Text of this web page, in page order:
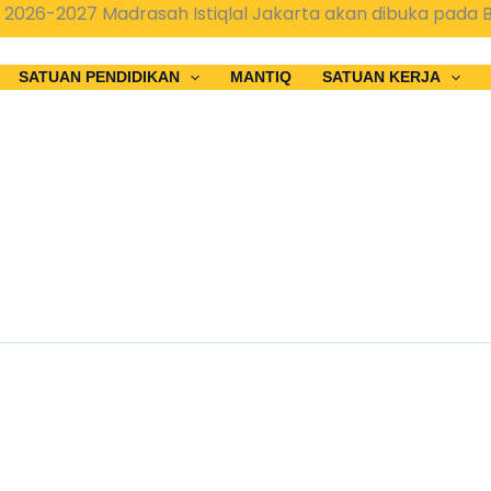
2027 Madrasah Istiqlal Jakarta akan dibuka pada
SATUAN PENDIDIKAN MANTIQ SATUAN KERJA